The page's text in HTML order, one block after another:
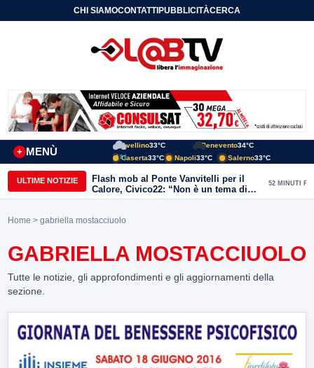
CHI SIAMOCONTATTIPUBBLICITÀCERCA
MENÙ
+
Avellino33°C Benevento34°C
Caserta33°C Napoli33°C Salerno33°C
ULTIME NOTIZIE
Flash mob al Ponte Vanvitelli per il
Calore, Civico22: “Non è un tema di
quartiere, riguarda tutta Benevento”
52 MINUTI FA
Home > gabriella mostacciuolo
GABRIELLA MOSTACCIUOLO
Tutte le notizie, gli approfondimenti e gli aggiornamenti della
sezione.